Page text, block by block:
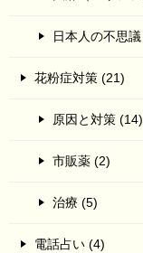
日本人の不思
花粉症対策 (21)
原因と対策 (14)
市販薬 (2)
治療 (5)
電話占い (4)